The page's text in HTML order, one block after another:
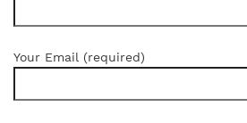
Your Email (required)